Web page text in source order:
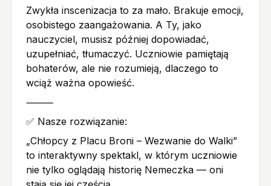
Zwykła inscenizacja to za mało. Brakuje emocji,
osobistego zaangażowania. A Ty, jako
nauczyciel, musisz później dopowiadać,
uzupełniać, tłumaczyć. Uczniowie pamiętają
bohaterów, ale nie rozumieją, dlaczego to
wciąż ważna opowieść.
⸻
✅ Nasze rozwiązanie:
„Chłopcy z Placu Broni – Wezwanie do Walki”
to interaktywny spektakl, w którym uczniowie
nie tylko oglądają historię Nemeczka — oni